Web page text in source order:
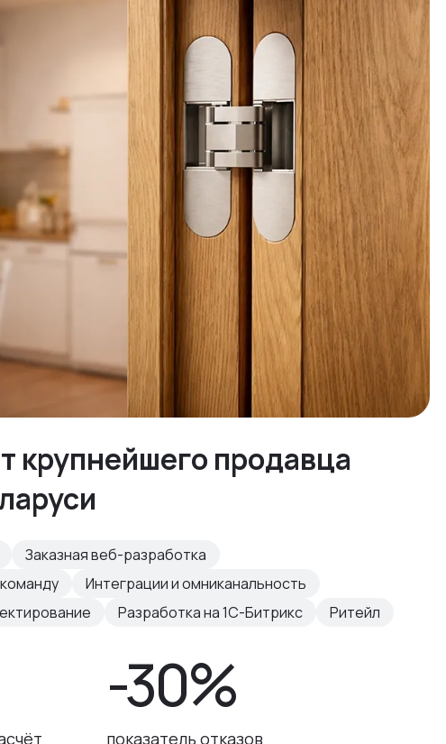
крупнейшего продавца
Заказная веб-разработка
Интеграции и омниканальность
Разработка на 1С-Битрикс Ритейл
-30%
показатель отказов